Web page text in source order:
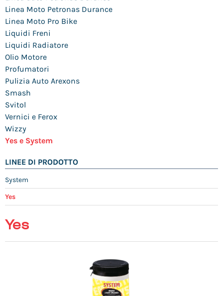
Linea Moto Petronas Durance
Linea Moto Pro Bike
Liquidi Freni
Liquidi Radiatore
Olio Motore
Profumatori
Pulizia Auto Arexons
Smash
Svitol
Vernici e Ferox
Wizzy
Yes e System
LINEE DI PRODOTTO
System
Yes
Yes